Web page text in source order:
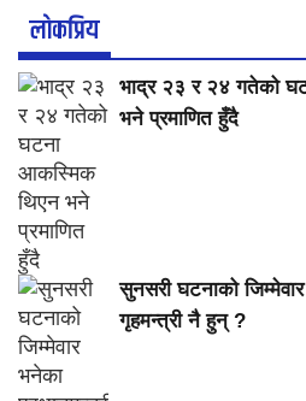
लाेकप्रिय
भाद्र २३ र २४ गतेको
भने प्रमाणित हुँदै
सुनसरी घटनाको
गृहमन्त्री नै हुन् ?